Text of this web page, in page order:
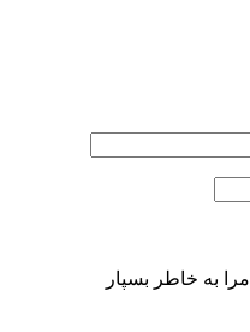
مرا به خاطر بسپار